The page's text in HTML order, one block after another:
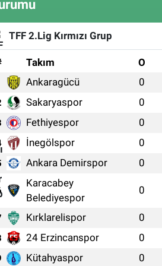
TFF 2.Lig Kırmızı Grup
Takım O
Ankaragücü 0
Sakaryaspor 0
Fethiyespor 0
İnegölspor 0
Ankara Demirspor 0
Karacabey
Belediyespor
0
Kırklarelispor 0
24 Erzincanspor 0
Kütahyaspor 0